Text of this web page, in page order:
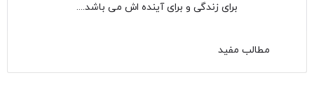
برای زندگی و برای آینده اش می باشد.…
مطالب مفید